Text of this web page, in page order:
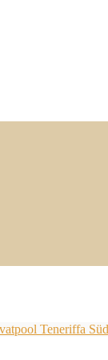
Teneriffa